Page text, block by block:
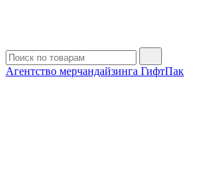
Агентство мерчандайзинга ГифтПак